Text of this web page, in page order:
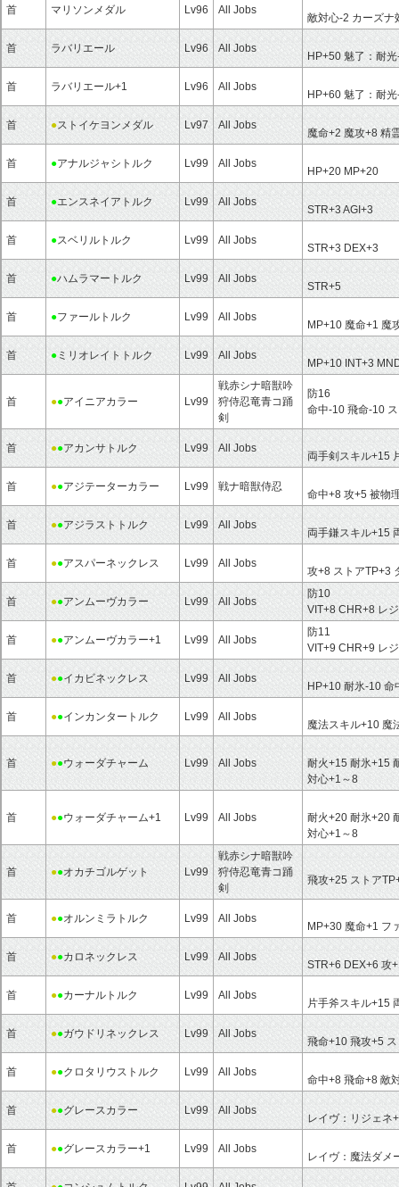
首 マリソンメダル Lv96 All Jobs
敵対心-2 カーズナ
首 ラバリエール Lv96 All Jobs
HP+50 魅了：耐
首 ラバリエール+1 Lv96 All Jobs
HP+60 魅了：耐
首 ●ストイケヨンメダル Lv97 All Jobs
魔命+2 魔攻+8 精
首 ●アナルジャシトルク Lv99 All Jobs
HP+20 MP+20
首 ●エンスネイアトルク Lv99 All Jobs
STR+3 AGI+3
首 ●スベリルトルク Lv99 All Jobs
STR+3 DEX+3
首 ●ハムラマートルク Lv99 All Jobs
STR+5
首 ●ファールトルク Lv99 All Jobs
MP+10 魔命+1 魔
首 ●ミリオレイトトルク Lv99 All Jobs
MP+10 INT+3
首 ●●アイニアカラー Lv99
戦赤シナ暗獣吟
狩侍忍竜青コ踊
剣
防16
命中-10 飛命-10
首 ●●アカンサトルク Lv99 All Jobs
両手剣スキル+15
首 ●●アジテーターカラー Lv99 戦ナ暗獣侍忍
命中+8 攻+5 被物
首 ●●アジラストトルク Lv99 All Jobs
両手鎌スキル+15
首 ●●アスパーネックレス Lv99 All Jobs
攻+8 ストアTP+3
首 ●●アンムーヴカラー Lv99 All Jobs
防10
VIT+8 CHR+8 レ
首 ●●アンムーヴカラー+1 Lv99 All Jobs
防11
VIT+9 CHR+9 レ
首 ●●イカビネックレス Lv99 All Jobs
HP+10 耐氷-10 命
首 ●●インカンタートルク Lv99 All Jobs
魔法スキル+10 魔
首 ●●ウォーダチャーム Lv99 All Jobs
耐火+15 耐氷+15
対心+1～8
首 ●●ウォーダチャーム+1 Lv99 All Jobs
耐火+20 耐氷+20
対心+1～8
首 ●●オカチゴルゲット Lv99
戦赤シナ暗獣吟
狩侍忍竜青コ踊
剣
飛攻+25 ストア
首 ●●オルンミラトルク Lv99 All Jobs
MP+30 魔命+1 フ
首 ●●カロネックレス Lv99 All Jobs
STR+6 DEX+6 攻
首 ●●カーナルトルク Lv99 All Jobs
片手斧スキル+15
首 ●●ガウドリネックレス Lv99 All Jobs
飛命+10 飛攻+5
首 ●●クロタリウストルク Lv99 All Jobs
命中+8 飛命+8 敵
首 ●●グレースカラー Lv99 All Jobs
レイヴ：リジェネ
首 ●●グレースカラー+1 Lv99 All Jobs
レイヴ：魔法ダメ